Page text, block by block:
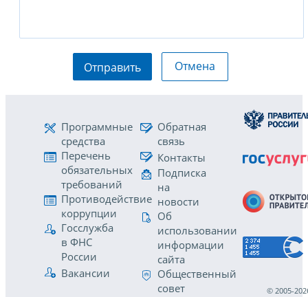
Отправить Отмена
Программные
средства
Перечень
обязательных
требований
Противодействие
коррупции
Госслужба
в ФНС
России
Вакансии
Обратная
связь
Контакты
Подписка
на
новости
Об
использовании
информации
сайта
Общественный
совет
© 2005-